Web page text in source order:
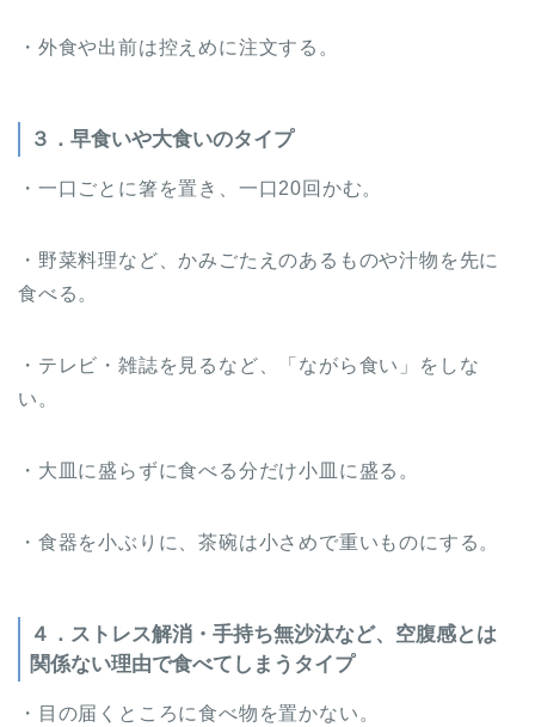
・外食や出前は控えめに注文する。
３．早食いや大食いのタイプ
・一口ごとに箸を置き、一口20回かむ。
・野菜料理など、かみごたえのあるものや汁物を先に
食べる。
・テレビ・雑誌を見るなど、「ながら食い」をしな
い。
・大皿に盛らずに食べる分だけ小皿に盛る。
・食器を小ぶりに、茶碗は小さめで重いものにする。
４．ストレス解消・手持ち無沙汰など、空腹感とは
関係ない理由で食べてしまうタイプ
・目の届くところに食べ物を置かない。